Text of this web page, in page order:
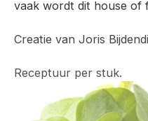
vaak wordt dit house of
Creatie van Joris
Receptuur per stuk.